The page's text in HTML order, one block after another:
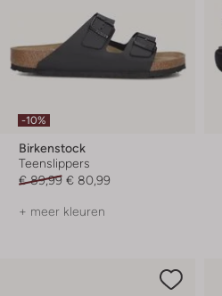
-10%
Birkenstock
Teenslippers
€ 89,99 € 80,99
+ meer kleuren